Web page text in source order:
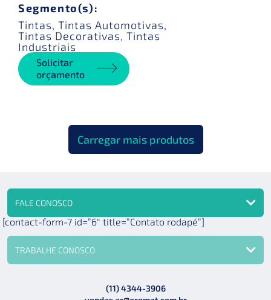
Segmento(s):
Tintas, Tintas Automotivas,
Tintas Decorativas, Tintas
Industriais
Solicitar
orçamento
Carregar mais produtos
FALE CONOSCO
[contact-form-7 id=”6″ title=”Contato rodapé”]
TRABALHE CONOSCO
(11) 4344-3906